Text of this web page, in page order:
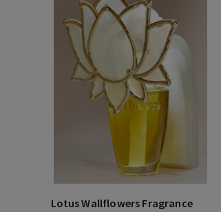
Lotus Wallflowers Fragrance